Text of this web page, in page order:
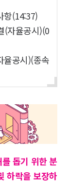
항(14:37)
(자율공시)(0
공시)(종속
돕기 위한 분
하락을 보장하